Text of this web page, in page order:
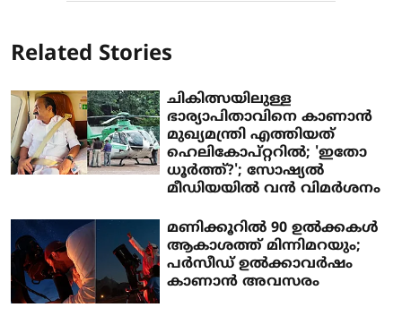
Related Stories
ചികിത്സയിലുള്ള
ഭാര്യാപിതാവിനെ കാണാന്‍
മുഖ്യമന്ത്രി എത്തിയത്
ഹെലികോപ്റ്ററില്‍; 'ഇതോ
ധൂര്‍ത്ത്?'; സോഷ്യല്‍
മീഡിയയില്‍ വന്‍ വിമര്‍ശനം
മണിക്കൂറില്‍ 90 ഉല്‍ക്കകള്‍
ആകാശത്ത് മിന്നിമറയും;
പര്‍സീഡ് ഉല്‍ക്കാവര്‍ഷം
കാണാന്‍ അവസരം